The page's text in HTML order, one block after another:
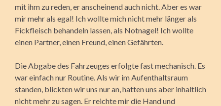
mit ihm zu reden, er anscheinend auch nicht. Aber es war
mir mehr als egal! Ich wollte mich nicht mehr länger als
Fickfleisch behandeln lassen, als Notnagel! Ich wollte
einen Partner, einen Freund, einen Gefährten.
Die Abgabe des Fahrzeuges erfolgte fast mechanisch. Es
war einfach nur Routine. Als wir im Aufenthaltsraum
standen, blickten wir uns nur an, hatten uns aber inhaltlich
nicht mehr zu sagen. Er reichte mir die Hand und